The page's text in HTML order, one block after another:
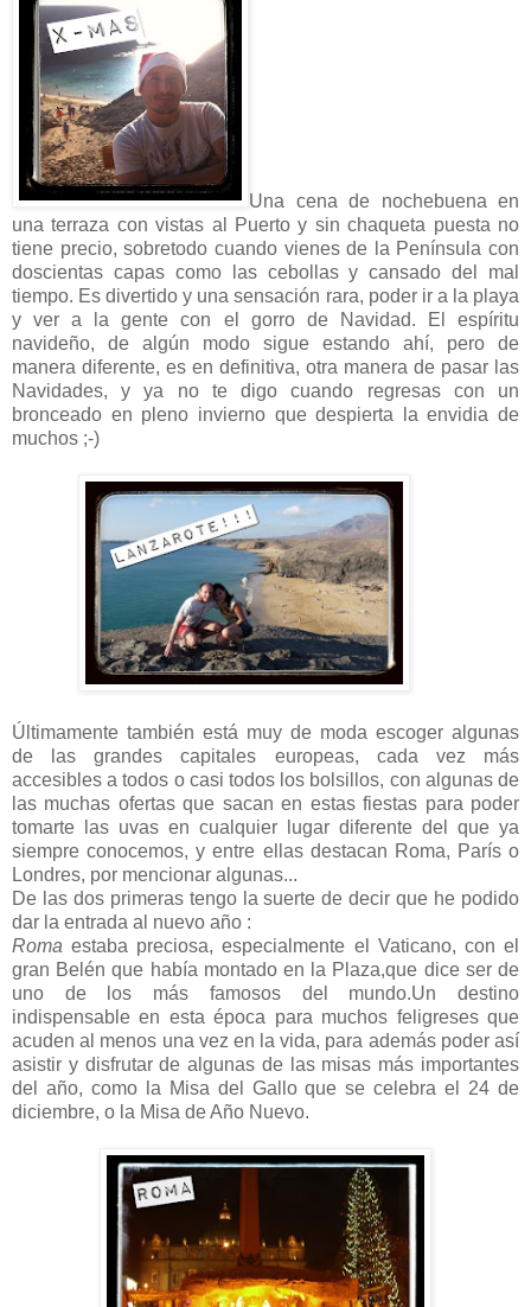
Una cena de nochebuena en
una terraza con vistas al Puerto y sin chaqueta puesta no
tiene precio, sobretodo cuando vienes de la Península con
doscientas capas como las cebollas y cansado del mal
tiempo. Es divertido y una sensación rara, poder ir a la playa
y ver a la gente con el gorro de Navidad. El espíritu
navideño, de algún modo sigue estando ahí, pero de
manera diferente, es en definitiva, otra manera de pasar las
Navidades, y ya no te digo cuando regresas con un
bronceado en pleno invierno que despierta la envidia de
muchos ;-)
Últimamente también está muy de moda escoger algunas
de las grandes capitales europeas, cada vez más
accesibles a todos o casi todos los bolsillos, con algunas de
las muchas ofertas que sacan en estas fiestas para poder
tomarte las uvas en cualquier lugar diferente del que ya
siempre conocemos, y entre ellas destacan Roma, París o
Londres, por mencionar algunas...
De las dos primeras tengo la suerte de decir que he podido
dar la entrada al nuevo año :
Roma estaba preciosa, especialmente el Vaticano, con el
gran Belén que había montado en la Plaza,que dice ser de
uno de los más famosos del mundo.Un destino
indispensable en esta época para muchos feligreses que
acuden al menos una vez en la vida, para además poder así
asistir y disfrutar de algunas de las misas más importantes
del año, como la Misa del Gallo que se celebra el 24 de
diciembre, o la Misa de Año Nuevo.